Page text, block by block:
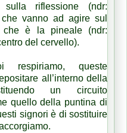
sulla riflessione (ndr:
vanno ad agire sul
che è la pineale (ndr:
del cervello).
queste
all’interno della
un circuito
quello della puntina di
signori è di sostituire